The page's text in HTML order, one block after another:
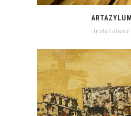
ARTAZYLUM
Installations